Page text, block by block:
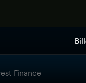
Finance